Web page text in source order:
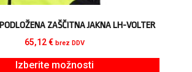
ZAŠČITNA JAKNA LH-VOLTER
65,12€ brez DDV
Izberite možnosti